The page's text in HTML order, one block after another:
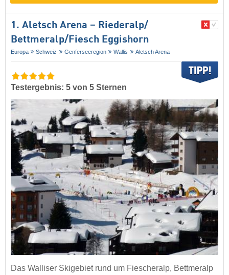
1. Aletsch Arena – Riederalp/​
Bettmeralp/​Fiesch Eggishorn
Europa Schweiz Genferseeregion Wallis Aletsch Arena
Testergebnis: 5 von 5 Sternen
Das Walliser Skigebiet rund um Fiescheralp, Bettmeralp